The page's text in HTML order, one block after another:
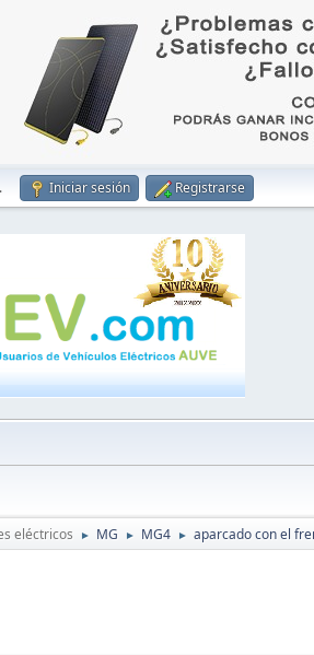
. Iniciar sesión Registrarse
eléctricos ► MG ► MG4 ► aparcado con el